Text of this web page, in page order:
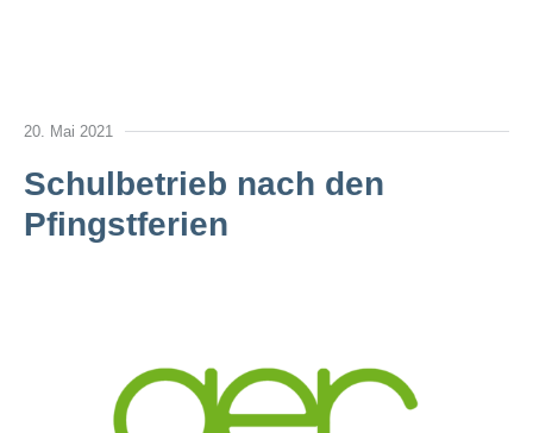
20. Mai 2021
Schulbetrieb nach den
Pfingstferien